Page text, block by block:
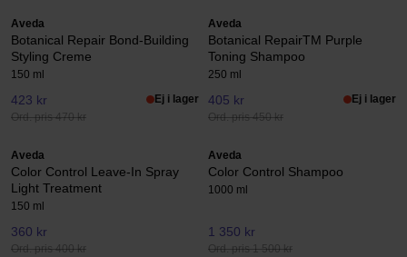
Aveda
Botanical Repair Bond-Building
Styling Creme
150 ml
423 kr
Ord. pris 470 kr
Ej i lager
Aveda
Botanical RepairTM Purple
Toning Shampoo
250 ml
405 kr
Ord. pris 450 kr
Ej i lager
Aveda
Color Control Leave-In Spray
Light Treatment
150 ml
360 kr
Ord. pris 400 kr
Aveda
Color Control Shampoo
1000 ml
1 350 kr
Ord. pris 1 500 kr